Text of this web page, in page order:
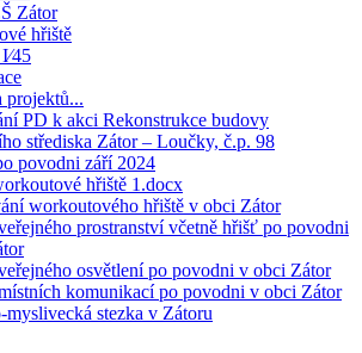
Zátor
hřiště
projektů...
PD k akci Rekonstrukce budovy
střediska Zátor – Loučky, č.p. 98
povodni září 2024
hřiště 1.docx
workoutového hřiště v obci Zátor
prostranství včetně hřišť po povodni
osvětlení po povodni v obci Zátor
komunikací po povodni v obci Zátor
myslivecká stezka v Zátoru